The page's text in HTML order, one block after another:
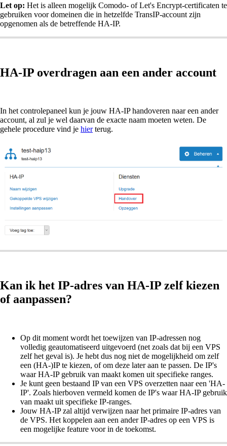
Let op: Het is alleen mogelijk Comodo- of Let's Encrypt-certificaten te
gebruiken voor domeinen die in hetzelfde TransIP-account zijn
opgenomen als de betreffende HA-IP.
HA-IP overdragen aan een ander account
In het controlepaneel kun je jouw HA-IP handoveren naar een ander
account, al zul je wel daarvan de exacte naam moeten weten. De
gehele procedure vind je hierterug.
Kan ik het IP-adres van HA-IP zelf kiezen
of aanpassen?
Op dit moment wordt het toewijzen van IP-adressen nog
volledig geautomatiseerd uitgevoerd (net zoals dat bij een VPS
zelf het geval is). Je hebt dus nog niet de mogelijkheid om zelf
een (HA-)IP te kiezen, of om deze later aan te passen. De IP's
waar HA-IP gebruik van maakt komen uit specifieke ranges.
Je kunt geen bestaand IP van een VPS overzetten naar een 'HA-
IP'. Zoals hierboven vermeld komen de IP's waar HA-IP gebruik
van maakt uit specifieke IP-ranges.
Jouw HA-IP zal altijd verwijzen naar het primaire IP-adres van
de VPS. Het koppelen aan een ander IP-adres op een VPS is
een mogelijke feature voor in de toekomst.